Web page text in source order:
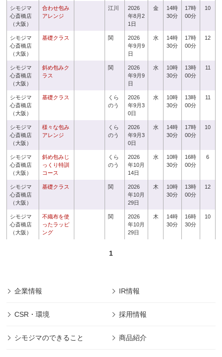
シモジマ
心斎橋店
（大阪）
合わせ包み
アレンジ
江川
2026
年8月2
1日
金
14時
30分
17時
00分
10
シモジマ
心斎橋店
（大阪）
基礎クラス 関
2026
年9月9
日
水
14時
30分
17時
00分
12
シモジマ
心斎橋店
（大阪）
斜め包みク
ラス
関
2026
年9月9
日
水
10時
30分
13時
00分
11
シモジマ
心斎橋店
（大阪）
基礎クラス
くら
のう
2026
年9月3
0日
水
10時
30分
13時
00分
11
シモジマ
心斎橋店
（大阪）
様々な包み
アレンジ
くら
のう
2026
年9月3
0日
水
14時
30分
17時
00分
10
シモジマ
心斎橋店
（大阪）
斜め包みじ
っくり特訓
コース
くら
のう
2026
年10月
14日
水
10時
30分
16時
00分
6
シモジマ
心斎橋店
（大阪）
基礎クラス 関
2026
年10月
29日
木
10時
30分
13時
00分
12
シモジマ
心斎橋店
（大阪）
不織布を使
ったラッピ
ング
関
2026
年10月
29日
木
14時
30分
16時
30分
10
1
企業情報 IR情報
CSR・環境 採用情報
シモジマのできること 商品紹介